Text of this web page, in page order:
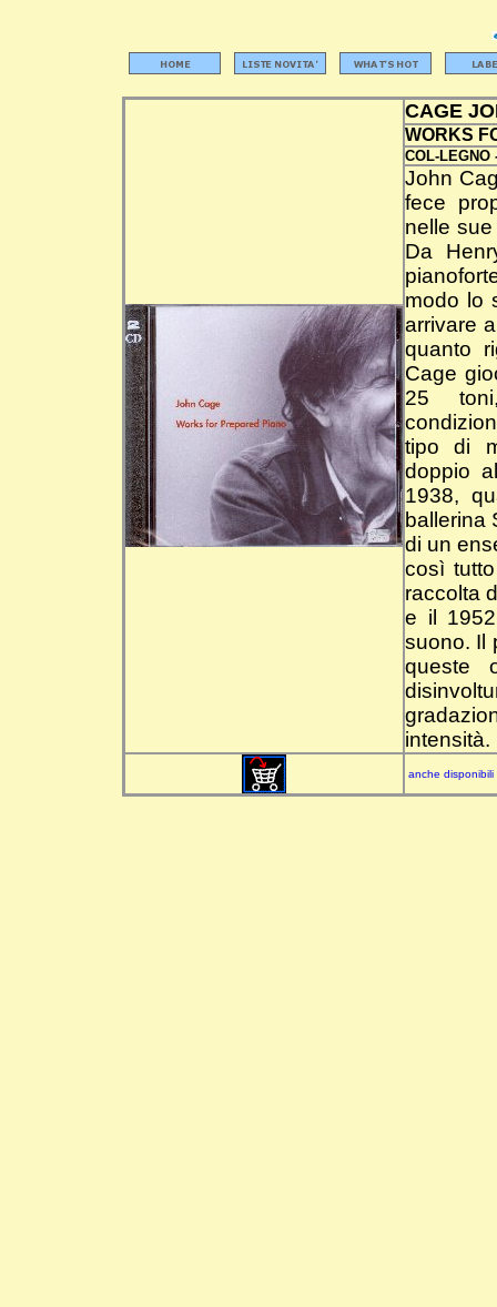
CAGE
WORKS
COL-LEGNO
John
fece
nelle
Da
modo lo
arrivare
quanto
Cage
25
tipo di
doppio
1938,
ballerina
di un
così
raccolta
e il
suono. Il
queste
intensità.
anche disponibili